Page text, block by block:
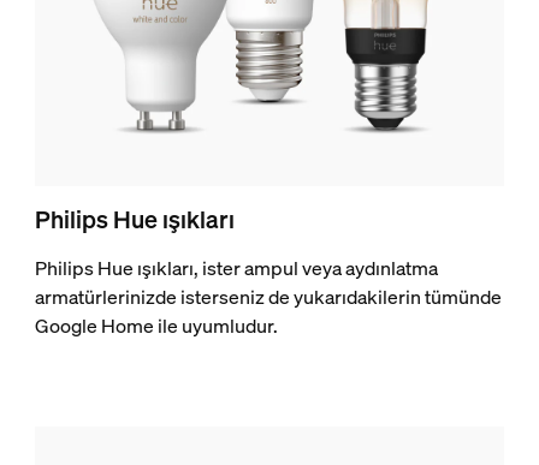
Philips Hue ışıkları
Philips Hue ışıkları, ister ampul veya aydınlatma
armatürlerinizde isterseniz de yukarıdakilerin tümünde
Google Home ile uyumludur.